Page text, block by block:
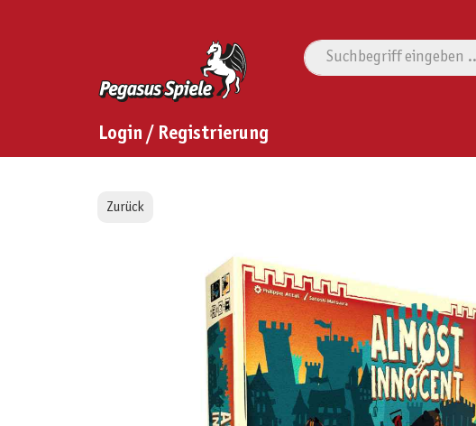
Login / Registrierung
Zurück
Bildergalerie überspringen